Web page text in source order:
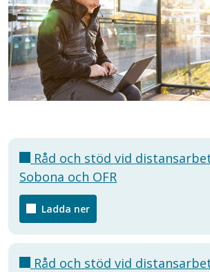
Råd och stöd vid
Sobona och OFR
Ladda ner
Råd och stöd vid